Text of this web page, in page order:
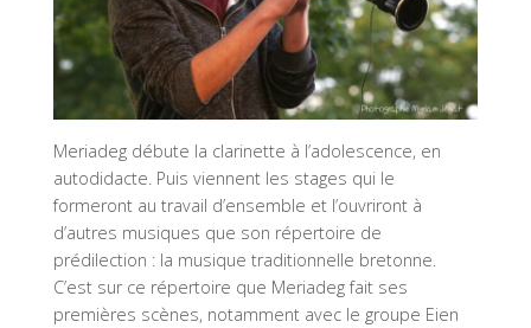
Meriadeg débute la clarinette à l’adolescence, en
autodidacte. Puis viennent les stages qui le
formeront au travail d’ensemble et l’ouvriront à
d’autres musiques que son répertoire de
prédilection : la musique traditionnelle bretonne.
C’est sur ce répertoire que Meriadeg fait ses
premières scènes, notamment avec le groupe Eien